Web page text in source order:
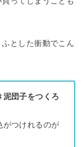
とした衝動でこん
団子をつくろ
けれるのが